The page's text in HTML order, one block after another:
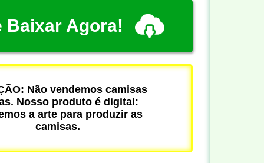
Baixar Agora!
Não vendemos camisas
Nosso produto é digital:
a arte para produzir as
camisas.